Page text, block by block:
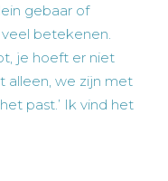
gebaar of
betekenen.
je hoeft er niet
alleen, we zijn met
past.’ Ik vind het